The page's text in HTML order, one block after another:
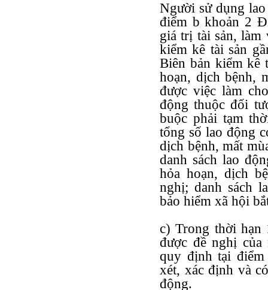
Người sử dụng
điểm b khoản 2
giá trị tài sản, làm
kiểm kê tài sản
Biên bản kiểm kê
hoạn, dịch bệnh,
được việc làm
động thuộc đối
buộc phải tạm
tổng số lao động
dịch bệnh, mất
danh sách lao
hỏa hoạn, dịch
nghị; danh sách
bảo hiểm xã hội
c) Trong thời hạn
được đề nghị
quy định tại
xét, xác định và
động.